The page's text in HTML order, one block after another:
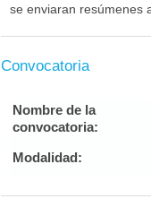
se enviaran resúmenes
Convocatoria
Nombre de la
convocatoria:
Modalidad: